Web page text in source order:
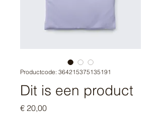
Productcode: 364215375135191
Dit is een product
€ 20,00Prijs